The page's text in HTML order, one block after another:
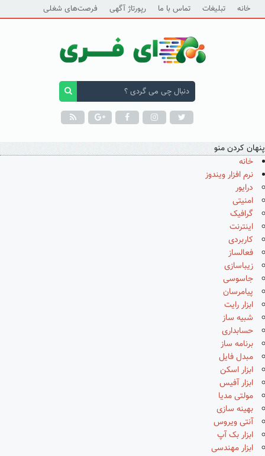
خانه تبلیغات تماس با ما رپورتاژ آگهی فرصت‌های شغلی
پنهان کردن منو
خانه
نرم افزار ویندوز
درایور
امنیتی
گرافیک
اینترنت
کاربردی
فعالساز
زیباسازی
جاسوسی
پیامرسان
ابزار رایت
شبیه ساز
حسابداری
برنامه ساز
مبدل فایل
ابزار اسکن
ابزار آفیس
مولتی مدیا
بهینه سازی
آنتی ویروس
ابزار بک آپ
ابزار مهندسی